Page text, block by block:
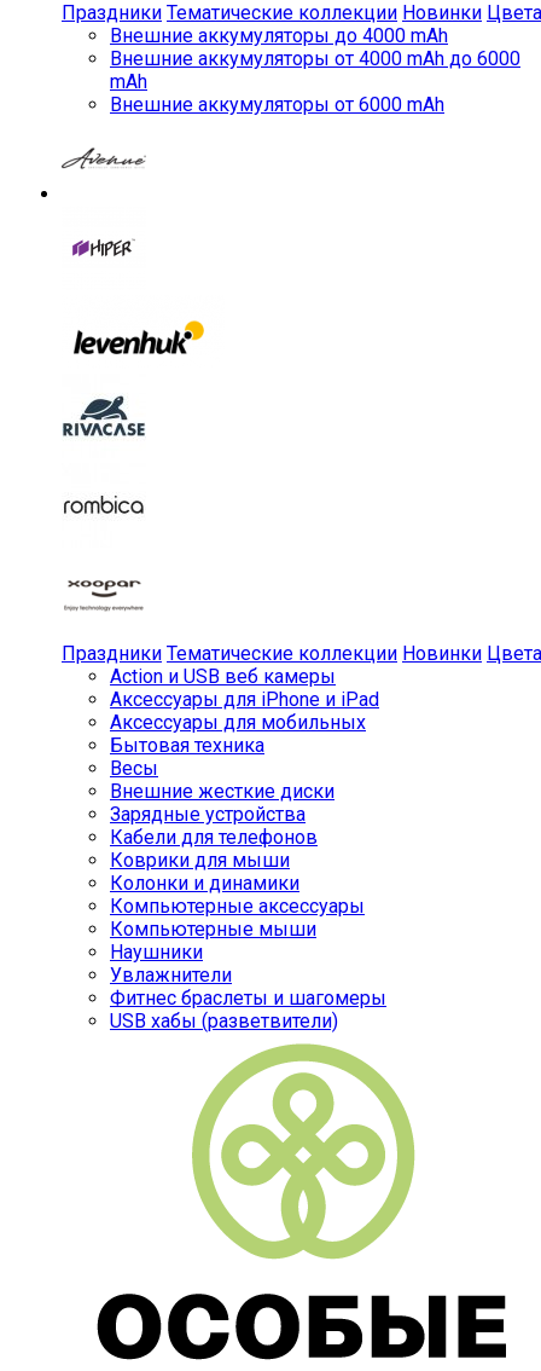
Праздники Тематические коллекции Новинки Цвета
Внешние аккумуляторы до 4000 mAh
Внешние аккумуляторы от 4000 mAh до 6000
mAh
Внешние аккумуляторы от 6000 mAh
Праздники Тематические коллекции Новинки Цвета
Action и USB веб камеры
Аксессуары для iPhone и iPad
Аксессуары для мобильных
Бытовая техника
Весы
Внешние жесткие диски
Зарядные устройства
Кабели для телефонов
Коврики для мыши
Колонки и динамики
Компьютерные аксессуары
Компьютерные мыши
Наушники
Увлажнители
Фитнес браслеты и шагомеры
USB хабы (разветвители)